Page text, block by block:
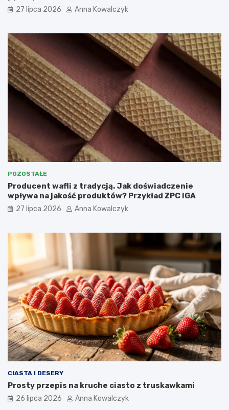
27 lipca 2026 Anna Kowalczyk
POZOSTAŁE
Producent wafli z tradycją. Jak doświadczenie
wpływa na jakość produktów? Przykład ZPC IGA
27 lipca 2026 Anna Kowalczyk
CIASTA I DESERY
Prosty przepis na kruche ciasto z truskawkami
26 lipca 2026 Anna Kowalczyk